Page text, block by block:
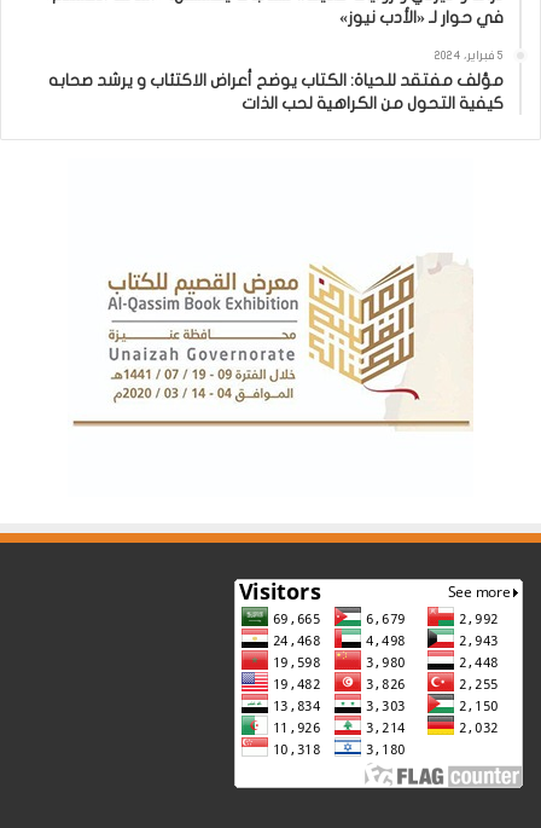
في حوار لـ «الأدب نيوز»
5 فبراير، 2024
مؤلف مفتقد للحياة: الكتاب يوضح أعراض الاكتئاب و يرشد صحابه
كيفية التحول من الكراهية لحب الذات